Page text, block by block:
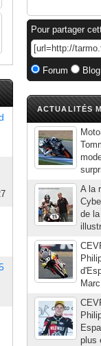
Pour partager
Forum
ACTUALITÉS
A la
de
plus